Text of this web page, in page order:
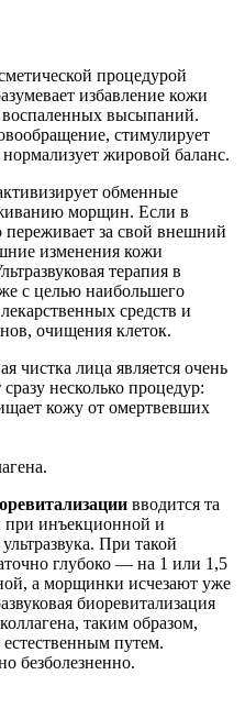
процедурой
избавление кожи
высыпаний.
стимулирует
жировой баланс.
обменные
морщин. Если в
переживает за свой внешний
изменения кожи
терапия в
с целью наибольшего
средств и
очищения клеток.
чистка лица является очень
несколько процедур:
кожу от омертвевших
вводится та
при инъекционной и
При такой
глубоко — на 1 или 1,5
а морщинки исчезают уже
биоревитализация
таким образом,
путем.
безболезненно.